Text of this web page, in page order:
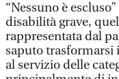
“Nessuno è
disabilità grave,
rappresentata dal
saputo
al servizio delle